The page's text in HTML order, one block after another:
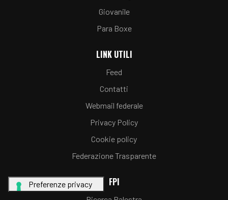
Giovanile
Para Boxe
LINK UTILI
Feed
Contatti
Webmail federale
Privacy Policy
Cookie policy
Federazione Trasparente
FPI